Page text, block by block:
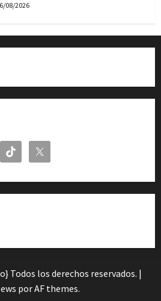
08/2026
Todos los derechos reservados. |
por AF themes.